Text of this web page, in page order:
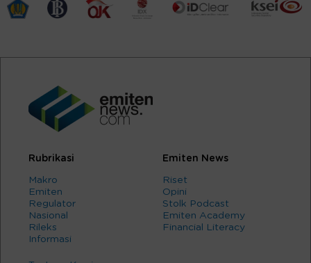
Rubrikasi
Makro
Emiten
Regulator
Nasional
Rileks
Informasi
Emiten News
Riset
Opini
Stolk Podcast
Emiten Academy
Financial Literacy